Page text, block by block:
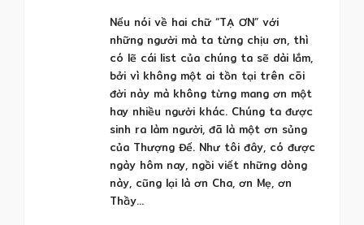
Nếu nói về hai chữ “TẠ ƠN” với
những người mà ta từng chịu ơn, thì
có lẽ cái list của chúng ta sẽ dài lắm,
bởi vì không một ai tồn tại trên cõi
đời này mà không từng mang ơn một
hay nhiều người khác. Chúng ta được
sinh ra làm người, đã là một ơn sủng
của Thượng Đế. Như tôi đây, có được
ngày hôm nay, ngồi viết những dòng
này, cũng lại là ơn Cha, ơn Mẹ, ơn
Thầy…